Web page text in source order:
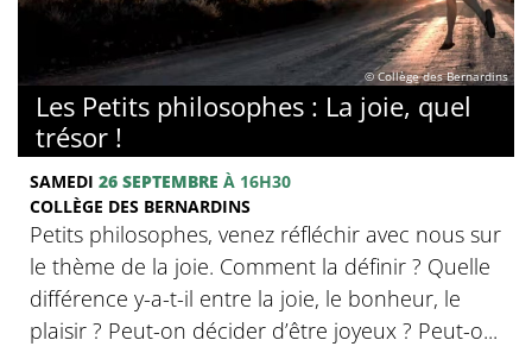
© Collège des Bernardins
Les Petits philosophes : La joie, quel
trésor !
SAMEDI 26 SEPTEMBRE À 16H30
COLLÈGE DES BERNARDINS
Petits philosophes, venez réfléchir avec nous sur
le thème de la joie. Comment la définir ? Quelle
différence y-a-t-il entre la joie, le bonheur, le
plaisir ? Peut-on décider d’être joyeux ? Peut-o...